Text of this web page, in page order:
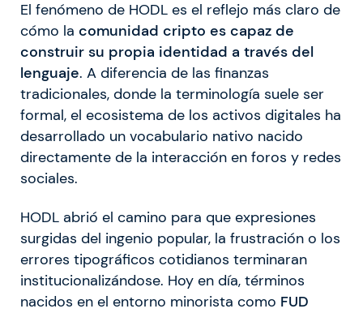
El fenómeno de HODL es el reflejo más claro de
cómo la comunidad cripto es capaz de
construir su propia identidad a través del
lenguaje. A diferencia de las finanzas
tradicionales, donde la terminología suele ser
formal, el ecosistema de los activos digitales ha
desarrollado un vocabulario nativo nacido
directamente de la interacción en foros y redes
sociales.
HODL abrió el camino para que expresiones
surgidas del ingenio popular, la frustración o los
errores tipográficos cotidianos terminaran
institucionalizándose. Hoy en día, términos
nacidos en el entorno minorista como FUD